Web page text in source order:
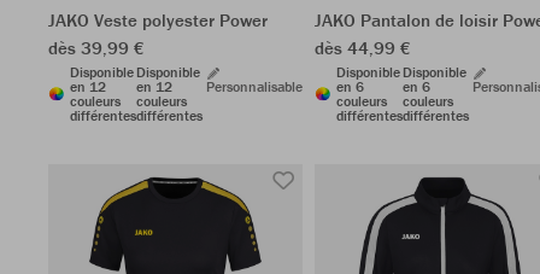
JAKO Veste polyester Power
dès 39,99 €
Disponible
en 12
couleurs
différentes
Disponible
en 12
couleurs
différentes
Personnalisable
JAKO Pantalon de loisir
dès 44,99 €
Disponible
en 6
couleurs
différentes
Disponible
en 6
couleurs
différentes